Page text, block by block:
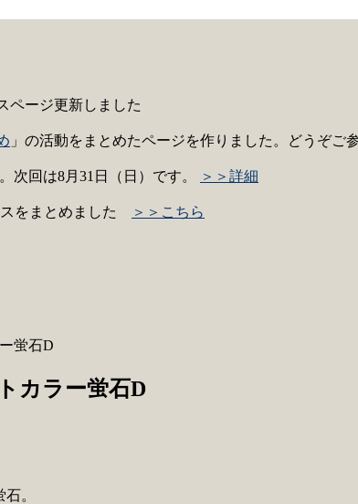
ページ更新しました
」の活動をまとめたページを作りました。どうぞご
次回は8月31日（日）です。 ＞＞詳細
をまとめました ＞＞こちら
蛍石D
カラー蛍石D
。